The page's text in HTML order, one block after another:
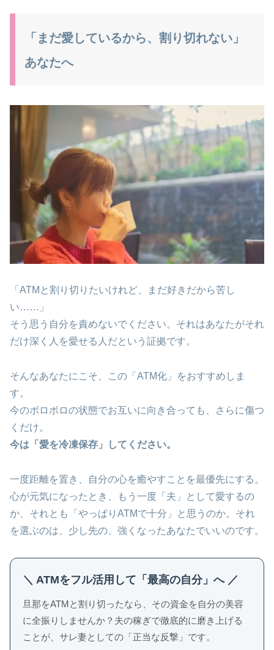
「まだ愛しているから、割り切れない」
あなたへ
「ATMと割り切りたいけれど、まだ好きだから苦し
い……」
そう思う自分を責めないでください。それはあなたがそれ
だけ深く人を愛せる人だという証拠です。
そんなあなたにこそ、この「ATM化」をおすすめしま
す。
今のボロボロの状態でお互いに向き合っても、さらに傷つ
くだけ。
今は「愛を冷凍保存」してください。
一度距離を置き、自分の心を癒やすことを最優先にする。
心が元気になったとき、もう一度「夫」として愛するの
か、それとも「やっぱりATMで十分」と思うのか。それ
を選ぶのは、少し先の、強くなったあなたでいいのです。
＼ ATMをフル活用して「最高の自分」へ ／
旦那をATMと割り切ったなら、その資金を自分の美容
に全振りしませんか？夫の稼ぎで徹底的に磨き上げる
ことが、サレ妻としての「正当な反撃」です。